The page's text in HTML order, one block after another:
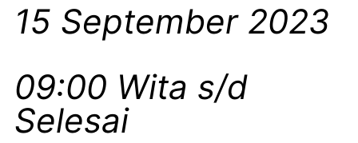
15 September 2023
09:00 Wita s/d
Selesai